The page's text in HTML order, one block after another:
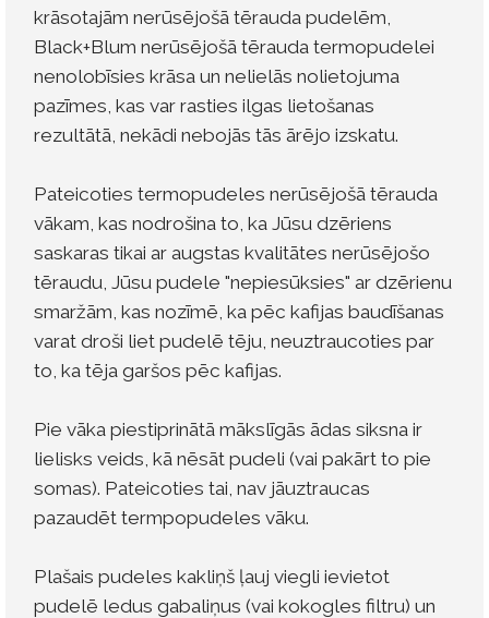
krāsotajām nerūsējošā tērauda pudelēm,
Black+Blum nerūsējošā tērauda termopudelei
nenolobīsies krāsa un nelielās nolietojuma
pazīmes, kas var rasties ilgas lietošanas
rezultātā, nekādi nebojās tās ārējo izskatu.
Pateicoties termopudeles nerūsējošā tērauda
vākam, kas nodrošina to, ka Jūsu dzēriens
saskaras tikai ar augstas kvalitātes nerūsējošo
tēraudu, Jūsu pudele "nepiesūksies" ar dzērienu
smaržām, kas nozīmē, ka pēc kafijas baudīšanas
varat droši liet pudelē tēju, neuztraucoties par
to, ka tēja garšos pēc kafijas.
Pie vāka piestiprinātā mākslīgās ādas siksna ir
lielisks veids, kā nēsāt pudeli (vai pakārt to pie
somas). Pateicoties tai, nav jāuztraucas
pazaudēt termpopudeles vāku.
Plašais pudeles kakliņš ļauj viegli ievietot
pudelē ledus gabaliņus (vai kokogles filtru) un